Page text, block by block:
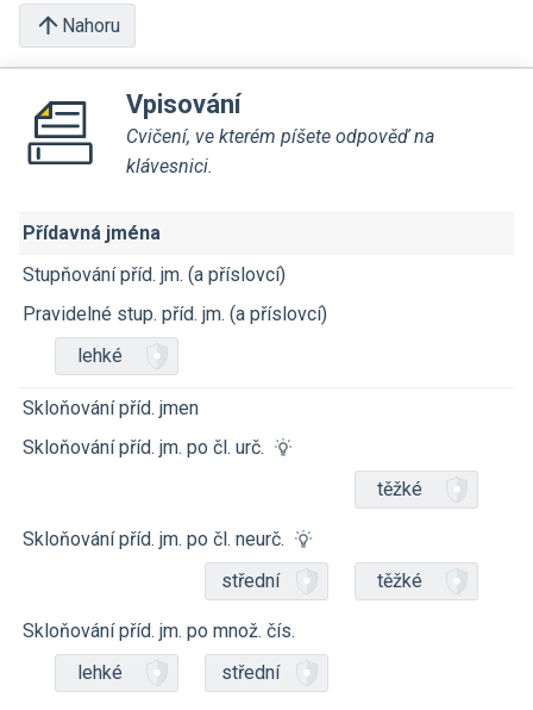
Nahoru
Vpisování
Cvičení, ve kterém píšete odpověď na
klávesnici.
Přídavná jména
Stupňování příd. jm. (a příslovcí)
Pravidelné stup. příd. jm. (a příslovcí)
lehké
Skloňování příd. jmen
Skloňování příd. jm. po čl. urč.
těžké
Skloňování příd. jm. po čl. neurč.
střední
těžké
Skloňování příd. jm. po množ. čís.
lehké
střední